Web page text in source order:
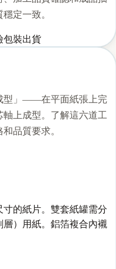
定一致。
包裝出貨
型」——在平面紙張上完
上成型。了解這六道工
品質要求。
的紙片。雙套紙罐需分
層）用紙。鋁箔複合內襯